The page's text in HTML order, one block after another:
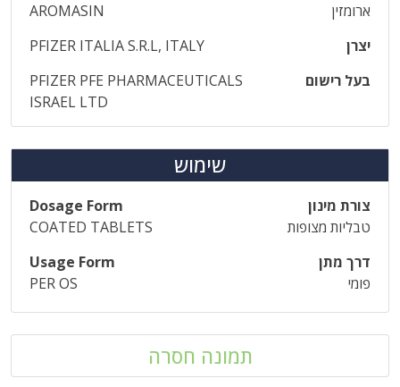
ארומזין
AROMASIN
יצרן
PFIZER ITALIA S.R.L, ITALY
בעל רישום
PFIZER PFE PHARMACEUTICALS
ISRAEL LTD
שימוש
צורת מינון
Dosage Form
טבליות מצופות
COATED TABLETS
דרך מתן
Usage Form
פומי
PER OS
תמונה חסרה